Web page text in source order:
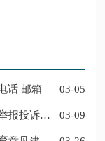
话 邮箱 03-05
03-09